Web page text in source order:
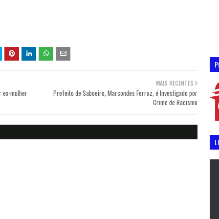
MAIS RECENTES
Prefeito de Saboeiro, Marcondes Ferraz, é Investigado por
Crime de Racismo
ex-mulher